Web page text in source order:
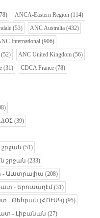
ANCA-Eastern Region (114)
(53) ANC Australia (432)
International (906)
(52) ANC United Kingdom (56)
(31) CDCA France (78)
(39)
շրջան (51)
շրջան (233)
Աւստրալիա (208)
- Երուսաղէմ (31)
- Թեհրան (ՀՈՒՍԿ) (95)
- Լիբանան (27)